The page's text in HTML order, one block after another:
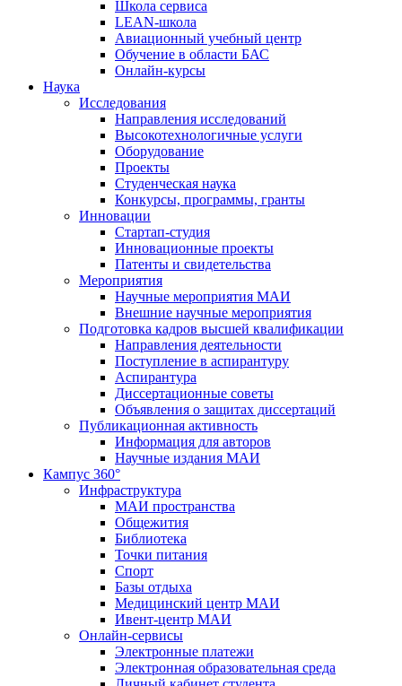
Школа сервиса
LEAN-школа
Авиационный учебный центр
Обучение в области БАС
Онлайн-курсы
Наука
Исследования
Направления исследований
Высокотехнологичные услуги
Оборудование
Проекты
Студенческая наука
Конкурсы, программы, гранты
Инновации
Стартап-студия
Инновационные проекты
Патенты и свидетельства
Мероприятия
Научные мероприятия МАИ
Внешние научные мероприятия
Подготовка кадров высшей квалификации
Направления деятельности
Поступление в аспирантуру
Аспирантура
Диссертационные советы
Объявления о защитах диссертаций
Публикационная активность
Информация для авторов
Научные издания МАИ
Кампус 360°
Инфраструктура
МАИ пространства
Общежития
Библиотека
Точки питания
Спорт
Базы отдыха
Медицинский центр МАИ
Ивент-центр МАИ
Онлайн-сервисы
Электронные платежи
Электронная образовательная среда